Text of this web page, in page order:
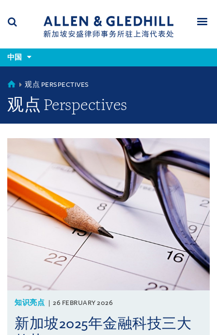
(accesskey
s)
x)
Search
中国
CHINA
观点 PERSPECTIVES
观点 Perspectives
知识亮点 26 FEBRUARY 2026
新加坡2025年金融科技三大